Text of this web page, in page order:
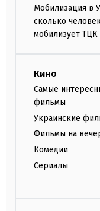
Мобилизация в
сколько
мобилизует ТЦК
Кино
Самые
фильмы
Украинские
Фильмы на
Комедии
Сериалы